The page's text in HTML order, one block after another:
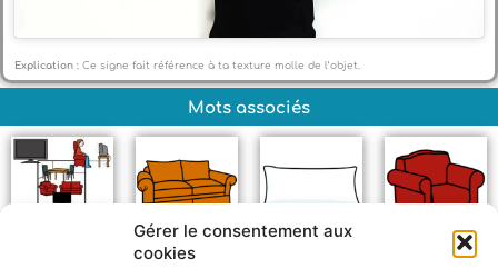
Gérer le consentement aux
cookies
Explication : Ce signe fait référence à ta texture molle de l’objet.
Mots associés
Canapé Fauteuil